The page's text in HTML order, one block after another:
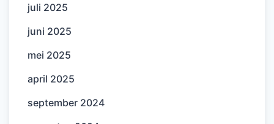
juli 2025
juni 2025
mei 2025
april 2025
september 2024